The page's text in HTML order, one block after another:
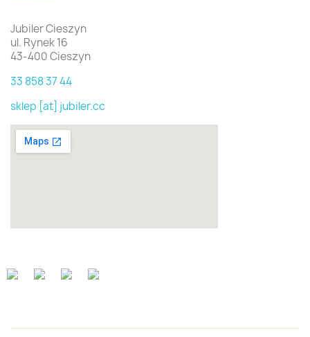
Jubiler Cieszyn
ul. Rynek 16
43-400 Cieszyn
33 858 37 44
sklep [at] jubiler.cc